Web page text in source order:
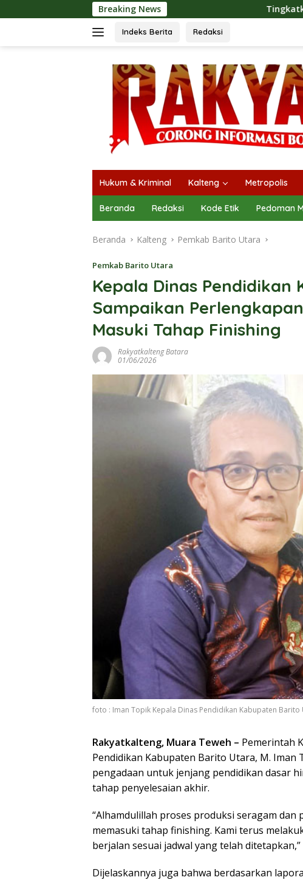
ke
Breaking News Tingkatkan Kualitas
Indeks Berita Redaksi
Hukum & Kriminal Kalteng Metropolis
Beranda Redaksi Kode Etik Pedoman
Beranda Kalteng Pemkab Barito Utara
Pemkab Barito Utara
Kepala Dinas
Sampaikan
Masuki Tahap Finishing
Rakyatkalteng Batara
01/06/2026
foto : Iman Topik Kepala Dinas Pendidikan Kabupaten Barito
Rakyatkalteng, Muara Teweh – Pemerintah
Pendidikan Kabupaten Barito Utara, M.
pengadaan untuk jenjang pendidikan dasar
tahap penyelesaian akhir.
“Alhamdulillah proses produksi seragam
memasuki tahap finishing. Kami terus
berjalan sesuai jadwal yang telah
Dijelaskannya juga bahwa berdasarkan